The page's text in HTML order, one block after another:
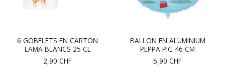
6 GOBELETS EN CARTON
LAMA BLANCS 25 CL
2,90 CHF
BALLON EN ALUMINIUM
PEPPA PIG 46 CM
5,90 CHF